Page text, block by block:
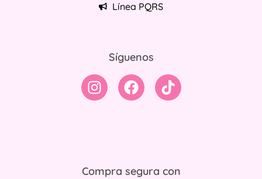
Línea PQRS
Síguenos
Compra segura con